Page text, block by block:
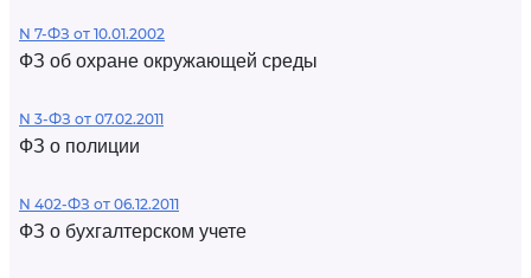
N 7-ФЗ от 10.01.2002
ФЗ об охране окружающей среды
N 3-ФЗ от 07.02.2011
ФЗ о полиции
N 402-ФЗ от 06.12.2011
ФЗ о бухгалтерском учете